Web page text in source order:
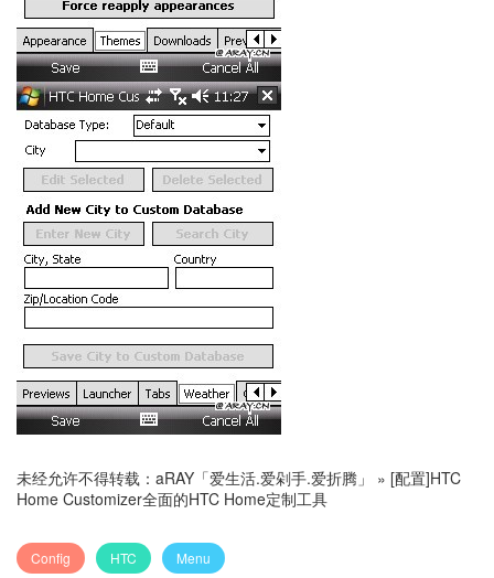
未经允许不得转载： aRAY「爱生活.爱剁手.爱折腾」 » [配置]HTC
Home Customizer全面的HTC Home定制工具
Config HTC Menu